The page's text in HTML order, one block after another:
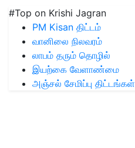
#Top on Krishi Jagran
PM Kisan திட்டம்
வானிலை நிலவரம்
லாபம் தரும் தொழில்
இயற்கை வேளாண்மை
அஞ்சல் சேமிப்பு திட்டங்கள்